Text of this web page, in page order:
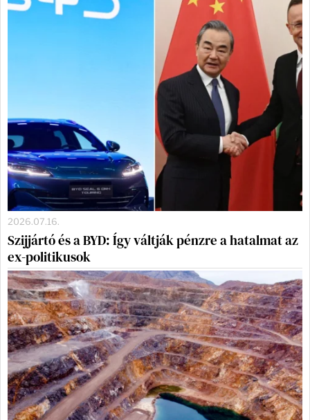
2026.07.16.
Szijjártó és a BYD: Így váltják pénzre a hatalmat az
ex-politikusok